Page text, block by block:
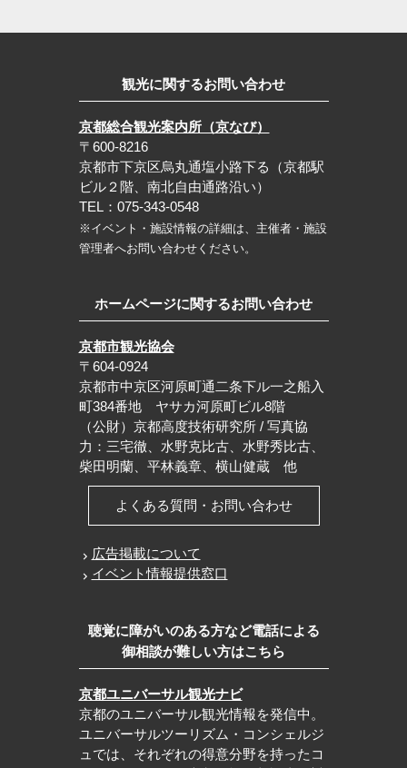
観光に関するお問い合わせ
京都総合観光案内所（京なび）
〒600-8216
京都市下京区烏丸通塩小路下る（京都駅
ビル２階、南北自由通路沿い）
TEL：075-343-0548
※イベント・施設情報の詳細は、主催者・施設
管理者へお問い合わせください。
ホームページに関するお問い合わせ
京都市観光協会
〒604-0924
京都市中京区河原町通二条下ル一之船入
町384番地 ヤサカ河原町ビル8階
（公財）京都高度技術研究所 / 写真協
力：三宅徹、水野克比古、水野秀比古、
柴田明蘭、平林義章、横山健蔵 他
よくある質問・お問い合わせ
広告掲載について
イベント情報提供窓口
聴覚に障がいのある方など電話による
御相談が難しい方はこちら
京都ユニバーサル観光ナビ
京都のユニバーサル観光情報を発信中。
ユニバーサルツーリズム・コンシェルジ
ュでは、それぞれの得意分野を持ったコ